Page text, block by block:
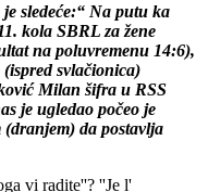
sledeće:“ Na putu ka
kola SBRL za žene
na poluvremenu 14:6),
svlačionica)
Milan šifra u RSS
je ugledao počeo je
(dranjem) da postavlja
vi radite''? ''Je l'